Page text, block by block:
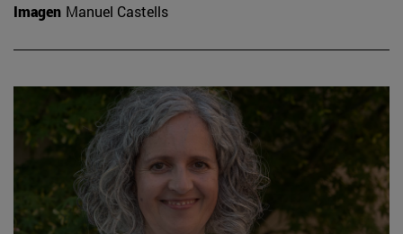
Imagen Manuel Castells